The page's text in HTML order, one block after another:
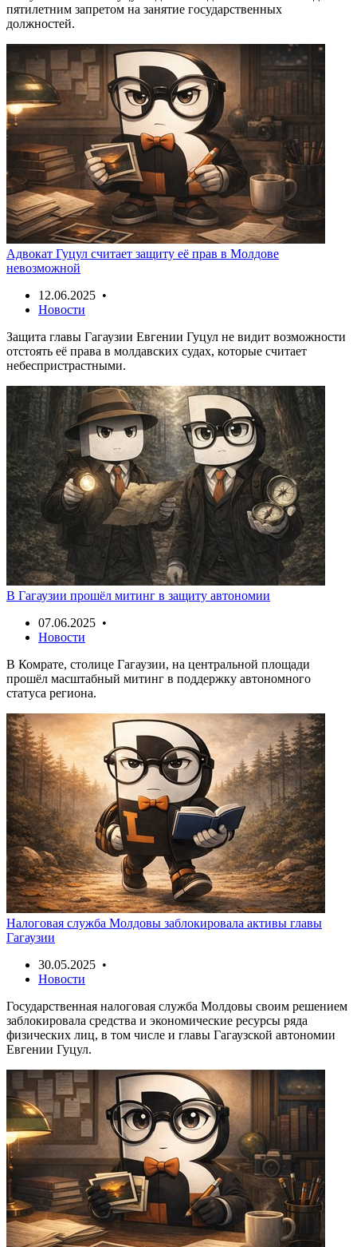
пятилетним запретом на занятие государственных
должностей.
Адвокат Гуцул считает защиту её прав в Молдове
невозможной
12.06.2025 •
Новости
Защита главы Гагаузии Евгении Гуцул не видит возможности
отстоять её права в молдавских судах, которые считает
небеспристрастными.
В Гагаузии прошёл митинг в защиту автономии
07.06.2025 •
Новости
В Комрате, столице Гагаузии, на центральной площади
прошёл масштабный митинг в поддержку автономного
статуса региона.
Налоговая служба Молдовы заблокировала активы главы
Гагаузии
30.05.2025 •
Новости
Государственная налоговая служба Молдовы своим решением
заблокировала средства и экономические ресурсы ряда
физических лиц, в том числе и главы Гагаузской автономии
Евгении Гуцул.